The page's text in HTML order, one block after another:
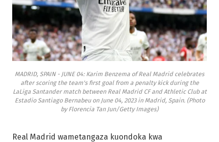
MADRID, SPAIN - JUNE 04: Karim Benzema of Real Madrid celebrates
after scoring the team's first goal from a penalty kick during the
LaLiga Santander match between Real Madrid CF and Athletic Club at
Estadio Santiago Bernabeu on June 04, 2023 in Madrid, Spain. (Photo
by Florencia Tan Jun/Getty Images)
Real Madrid wametangaza kuondoka kwa